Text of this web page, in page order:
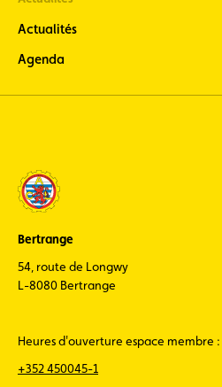
l’actualité
moto)
Sport
Actualités
Agenda
Bertrange
54, route de Longwy
L-8080 Bertrange
Heures d'ouverture espace membre
+352 450045-1